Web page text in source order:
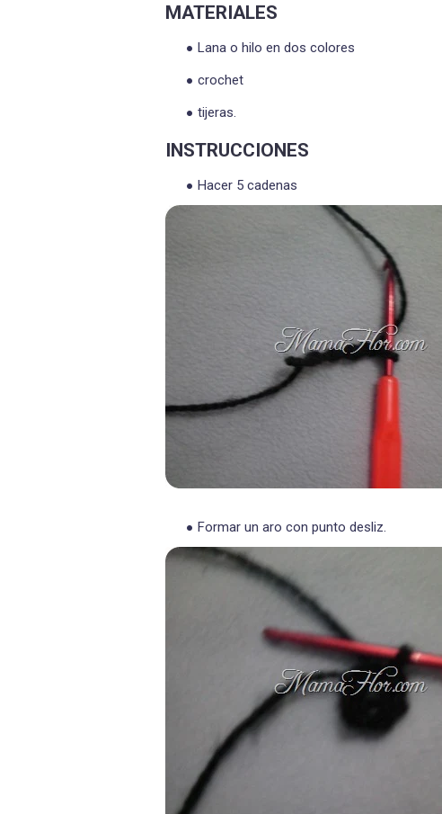
MATERIALES
Lana o hilo en dos colores
crochet
tijeras.
INSTRUCCIONES
Hacer 5 cadenas
Formar un aro con punto desliz.